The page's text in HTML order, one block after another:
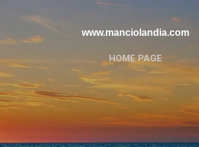
www.manciolandia.com
HOME PAGE